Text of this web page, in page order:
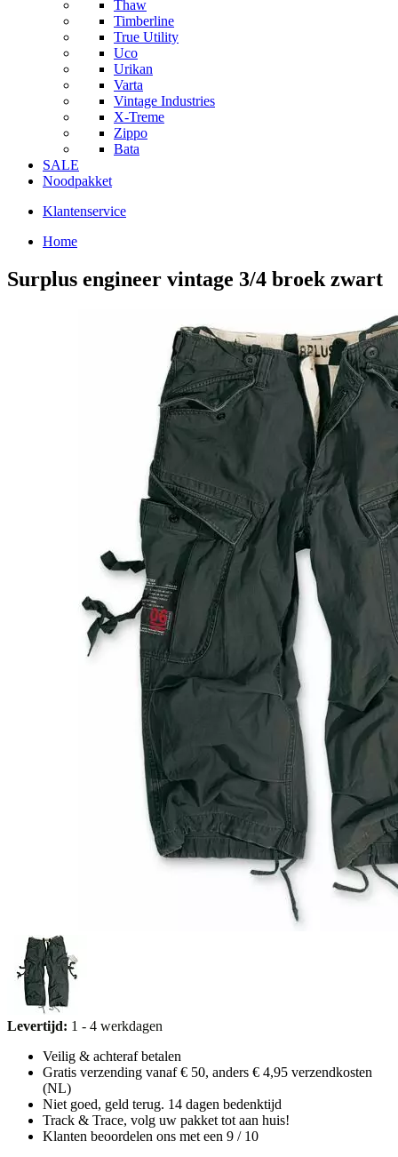
Thaw
Timberline
True Utility
Uco
Urikan
Varta
Vintage Industries
X-Treme
Zippo
Bata
SALE
Noodpakket
Klantenservice
Home
Surplus engineer vintage 3/4 broek zwart
Levertijd: 1 - 4 werkdagen
Veilig & achteraf betalen
Gratis verzending vanaf € 50, anders € 4,95 verzendkosten
(NL)
Niet goed, geld terug. 14 dagen bedenktijd
Track & Trace, volg uw pakket tot aan huis!
Klanten beoordelen ons met een 9 / 10